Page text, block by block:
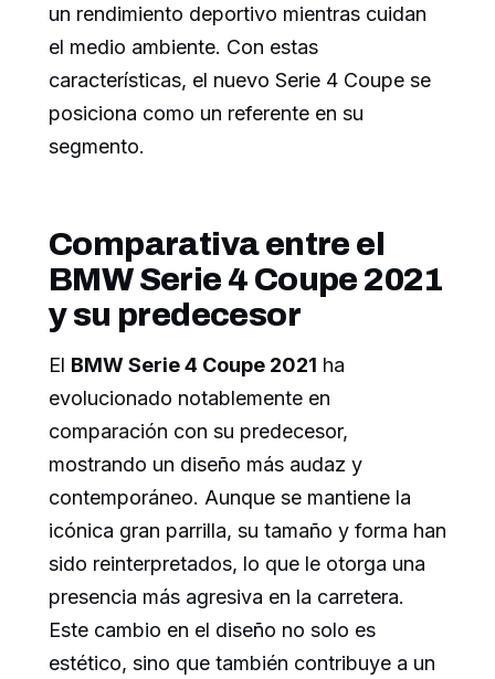
un rendimiento deportivo mientras cuidan
el medio ambiente. Con estas
características, el nuevo Serie 4 Coupe se
posiciona como un referente en su
segmento.
Comparativa entre el
BMW Serie 4 Coupe 2021
y su predecesor
El BMW Serie 4 Coupe 2021 ha
evolucionado notablemente en
comparación con su predecesor,
mostrando un diseño más audaz y
contemporáneo. Aunque se mantiene la
icónica gran parrilla, su tamaño y forma han
sido reinterpretados, lo que le otorga una
presencia más agresiva en la carretera.
Este cambio en el diseño no solo es
estético, sino que también contribuye a un